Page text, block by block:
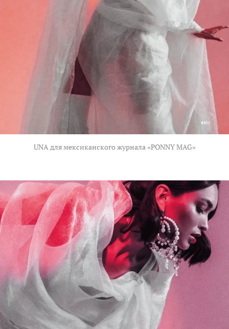
UNA для мексиканского журнала «PONNY MAG»